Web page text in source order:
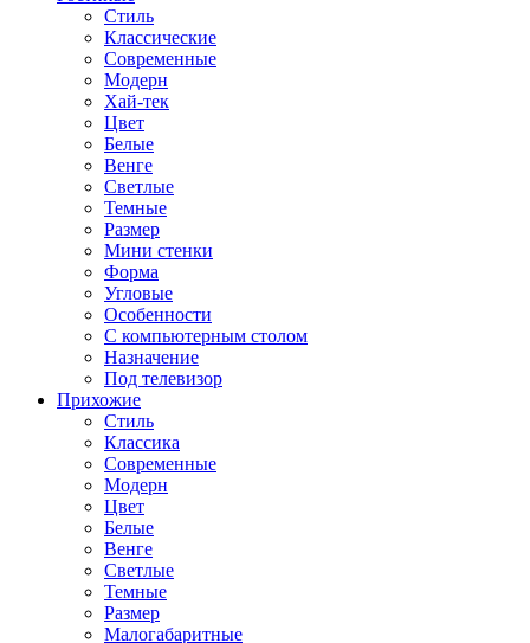
Стиль
Классические
Современные
Модерн
Хай-тек
Цвет
Белые
Венге
Светлые
Темные
Размер
Мини стенки
Форма
Угловые
Особенности
С компьютерным столом
Назначение
Под телевизор
Прихожие
Стиль
Классика
Современные
Модерн
Цвет
Белые
Венге
Светлые
Темные
Размер
Малогабаритные